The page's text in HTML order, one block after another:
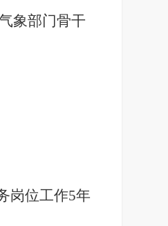
象部门骨干
岗位工作5年